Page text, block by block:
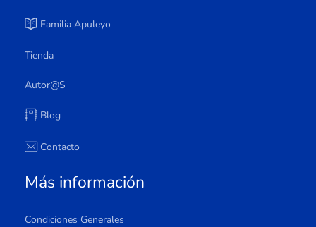
Familia Apuleyo
Tienda
Autor@s
Blog
Contacto
Más información
Condiciones Generales